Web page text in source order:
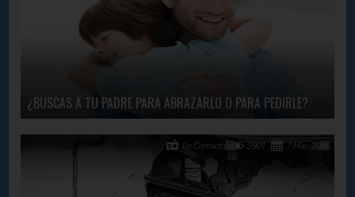
¿BUSCAS A TU PADRE PARA ABRAZARLO O PARA PEDIRLE?
7 May, 2016
3901
En Contacto